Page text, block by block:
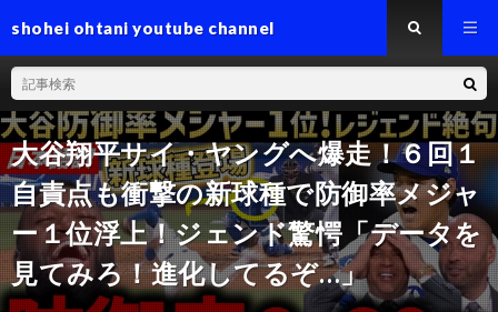
shohei ohtani youtube channel
大谷翔平サイ・ヤングへ爆走！６回１
自責点も衝撃の新球種で防御率メジャ
ー１位浮上！ジェンド驚愕「データを
見てみろ！進化してるぞ…」